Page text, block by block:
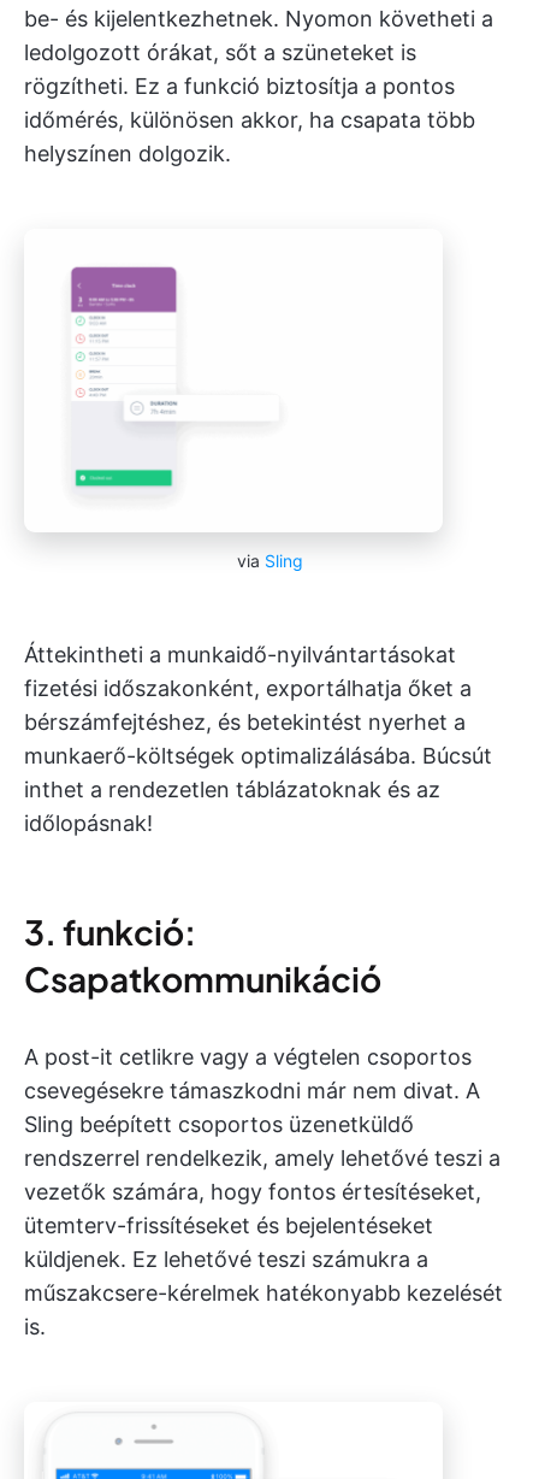
be- és kijelentkezhetnek. Nyomon követheti a
ledolgozott órákat, sőt a szüneteket is
rögzítheti. Ez a funkció biztosítja a pontos
időmérés, különösen akkor, ha csapata több
helyszínen dolgozik.
via Sling
Áttekintheti a munkaidő-nyilvántartásokat
fizetési időszakonként, exportálhatja őket a
bérszámfejtéshez, és betekintést nyerhet a
munkaerő-költségek optimalizálásába. Búcsút
inthet a rendezetlen táblázatoknak és az
időlopásnak!
3. funkció:
Csapatkommunikáció
A post-it cetlikre vagy a végtelen csoportos
csevegésekre támaszkodni már nem divat. A
Sling beépített csoportos üzenetküldő
rendszerrel rendelkezik, amely lehetővé teszi a
vezetők számára, hogy fontos értesítéseket,
ütemterv-frissítéseket és bejelentéseket
küldjenek. Ez lehetővé teszi számukra a
műszakcsere-kérelmek hatékonyabb kezelését
is.